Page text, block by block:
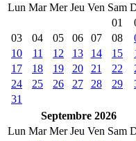
Lun Mar Mer Jeu Ven Sam
01
03
04 05 06 07 08
10
11 12 13 14 15
17
18 19 20 21 22
24
25 26 27 28 29
31
Septembre 2026
Lun Mar Mer Jeu Ven Sam